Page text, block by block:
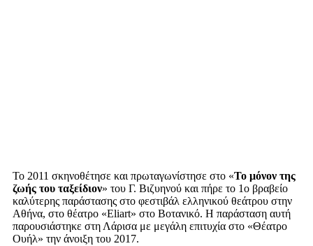
Το 2011 σκηνοθέτησε και πρωταγωνίστησε στο «Το μόνον της
ζωής του ταξείδιον» του Γ. Βιζυηνού και πήρε το 1ο βραβείο
καλύτερης παράστασης στο φεστιβάλ ελληνικού θεάτρου στην
Αθήνα, στο θέατρο «Εliart» στο Βοτανικό. Η παράσταση αυτή
παρουσιάστηκε στη Λάρισα με μεγάλη επιτυχία στο «Θέατρο
Ουήλ» την άνοιξη του 2017.